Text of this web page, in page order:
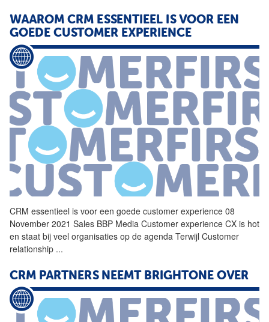
WAAROM CRM ESSENTIEEL IS VOOR EEN
GOEDE CUSTOMER EXPERIENCE
CRM essentieel is voor een goede customer experience 08
November 2021 Sales BBP Media Customer experience CX is hot
en staat bij veel organisaties op de agenda Terwijl Customer
relationship ...
CRM PARTNERS NEEMT BRIGHTONE OVER